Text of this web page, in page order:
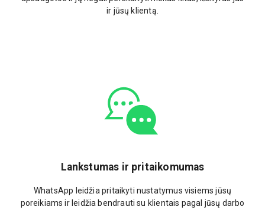
ir jūsų klientą.
Lankstumas ir pritaikomumas
WhatsApp leidžia pritaikyti nustatymus visiems jūsų
poreikiams ir leidžia bendrauti su klientais pagal jūsų darbo